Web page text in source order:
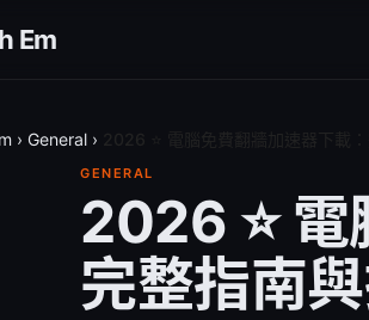
Em
› General ›
GENERAL
2026 ⭐ 電
完整指南